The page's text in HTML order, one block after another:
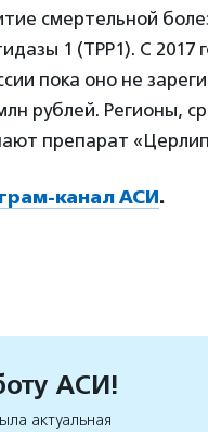
смертельной
1 (TPP1). С 2017
пока оно не
рублей. Регионы,
препарат
канал АСИ.
АСИ!
актуальная